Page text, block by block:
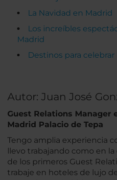
La Navidad en Madrid
Los increíbles
Madrid
Destinos para
Autor: Juan José
Guest Relations Manager
Madrid Palacio de Tepa
Tengo amplia experiencia
llevo trabajando como en la
de los primeros Guest
trabaje en hoteles de lujo